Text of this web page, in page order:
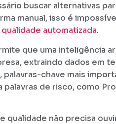
buscar alternativas
manual, isso é
automatizada.
que uma inteligência
extraindo dados em
chave mais
palavras de risco, como
qualidade não precisa